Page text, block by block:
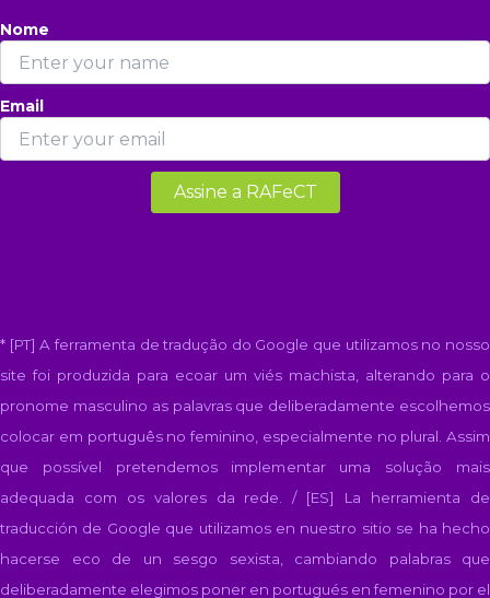
Nome
Email
* [PT] A ferramenta de tradução do Google que utilizamos no nosso
site foi produzida para ecoar um viés machista, alterando para o
pronome masculino as palavras que deliberadamente escolhemos
colocar em português no feminino, especialmente no plural. Assim
que possível pretendemos implementar uma solução mais
adequada com os valores da rede. / [ES]
La herramienta de
traducción de Google que utilizamos en nuestro sitio se ha hecho
hacerse eco de un sesgo sexista, cambiando palabras que
deliberadamente elegimos poner en portugués en femenino por el